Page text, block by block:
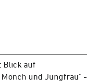
Blick auf
und Jungfrau" -